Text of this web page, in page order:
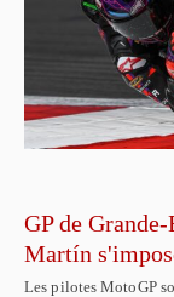
GP de
Martín
Les pilotes MotoGP